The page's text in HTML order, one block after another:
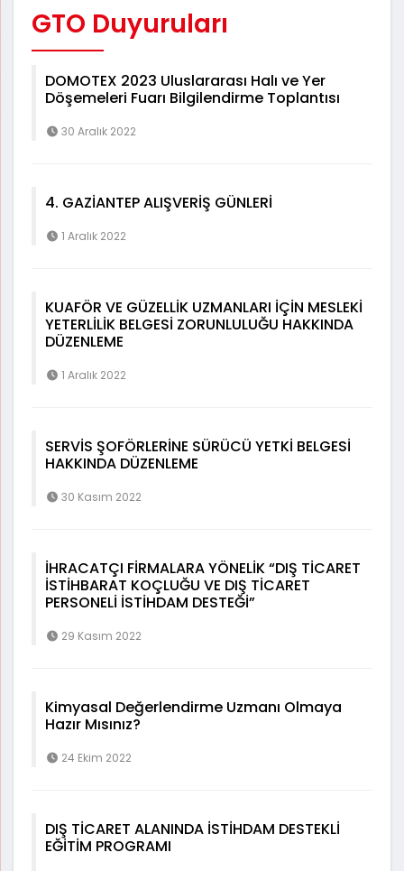
GTO Duyuruları
DOMOTEX 2023 Uluslararası Halı ve Yer
Döşemeleri Fuarı Bilgilendirme Toplantısı
30 Aralık 2022
4. GAZİANTEP ALIŞVERİŞ GÜNLERİ
1 Aralık 2022
KUAFÖR VE GÜZELLİK UZMANLARI İÇİN MESLEKİ
YETERLİLİK BELGESİ ZORUNLULUĞU HAKKINDA
DÜZENLEME
1 Aralık 2022
SERVİS ŞOFÖRLERİNE SÜRÜCÜ YETKİ BELGESİ
HAKKINDA DÜZENLEME
30 Kasım 2022
İHRACATÇI FİRMALARA YÖNELİK “DIŞ TİCARET
İSTİHBARAT KOÇLUĞU VE DIŞ TİCARET
PERSONELİ İSTİHDAM DESTEĞİ”
29 Kasım 2022
Kimyasal Değerlendirme Uzmanı Olmaya
Hazır Mısınız?
24 Ekim 2022
DIŞ TİCARET ALANINDA İSTİHDAM DESTEKLİ
EĞİTİM PROGRAMI